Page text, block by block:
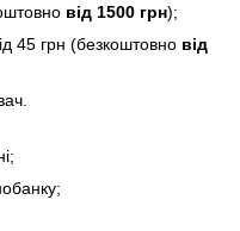
від 1500 грн);
45 грн (безкоштовно від